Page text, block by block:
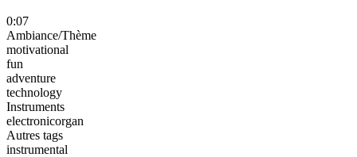
0:07
Ambiance/Thème
motivational
fun
adventure
technology
Instruments
electronicorgan
Autres tags
instrumental